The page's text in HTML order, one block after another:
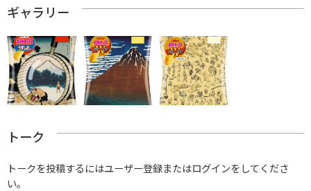
ギャラリー
トーク
トークを投稿するにはユーザー登録またはログインをしてくださ
い。